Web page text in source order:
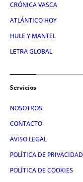
CRÓNICA VASCA
ATLÁNTICO HOY
HULE Y MANTEL
LETRA GLOBAL
Servicios
NOSOTROS
CONTACTO
AVISO LEGAL
POLÍTICA DE PRIVACIDAD
POLÍTICA DE COOKIES